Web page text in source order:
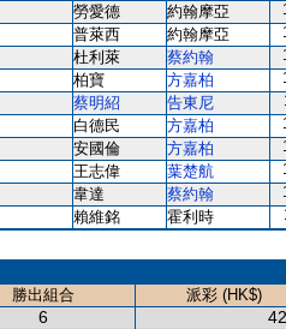
勞愛德 約翰摩亞
普萊西 約翰摩亞
杜利萊 蔡約翰
柏寶 方嘉柏
蔡明紹 告東尼
白德民 方嘉柏
安國倫 方嘉柏
王志偉 葉楚航
韋達 蔡約翰
賴維銘 霍利時
勝出組合
派彩 (HK$)
6